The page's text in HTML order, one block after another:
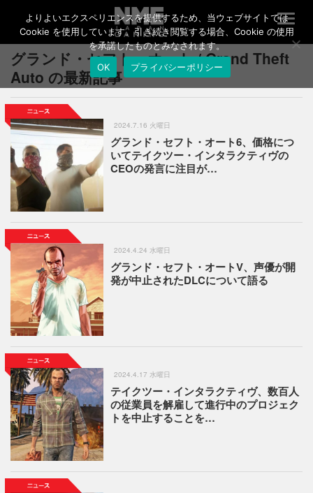
T
o
g
g
n
i
g
a
グランド・セフト・オート / Grand Theft
Auto の最新記事
2024.7.16 火曜日
グランド・セフト・オート6、価格につ
いてテイクツー・インタラクティヴの
CEOの発言に注目が…
2024.4.24 水曜日
グランド・セフト・オートV、声優が開
発が中止されたDLCについて語る
2024.4.17 水曜日
テイクツー・インタラクティヴ、数百人
の従業員を解雇して進行中のプロジェク
トを中止することを…
よりよいエクスペリエンスを提供するため、当ウェブサイトでは
Cookie を使用しています。引き続き閲覧する場合、Cookie の使用
を承諾したものとみなされます。
OK
プライバシーポリシー